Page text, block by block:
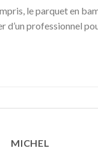
le parquet en
d’un professionnel
MICHEL